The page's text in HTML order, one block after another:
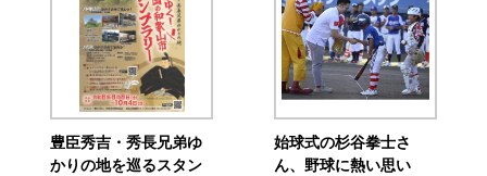
豊臣秀吉・秀長兄弟ゆ
かりの地を巡るスタン
始球式の杉谷拳士さ
ん、野球に熱い思い